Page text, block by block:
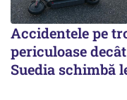
Accidentele pe
periculoase
Suedia schimbă